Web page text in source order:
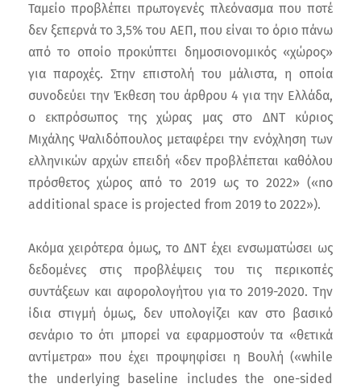
Ταμείο προβλέπει πρωτογενές πλεόνασμα που ποτέ
δεν ξεπερνά το 3,5% του ΑΕΠ, που είναι το όριο πάνω
από το οποίο προκύπτει δημοσιονομικός «χώρος»
για παροχές. Στην επιστολή του μάλιστα, η οποία
συνοδεύει την Έκθεση του άρθρου 4 για την Ελλάδα,
ο εκπρόσωπος της χώρας μας στο ΔΝΤ κύριος
Μιχάλης Ψαλιδόπουλος μεταφέρει την ενόχληση των
ελληνικών αρχών επειδή «δεν προβλέπεται καθόλου
πρόσθετος χώρος από το 2019 ως το 2022» («no
additional space is projected from 2019 to 2022»).
Ακόμα χειρότερα όμως, το ΔΝΤ έχει ενσωματώσει ως
δεδομένες στις προβλέψεις του τις περικοπές
συντάξεων και αφορολογήτου για το 2019-2020. Την
ίδια στιγμή όμως, δεν υπολογίζει καν στο βασικό
σενάριο το ότι μπορεί να εφαρμοστούν τα «θετικά
αντίμετρα» που έχει προψηφίσει η Βουλή («while
the underlying baseline includes the one-sided